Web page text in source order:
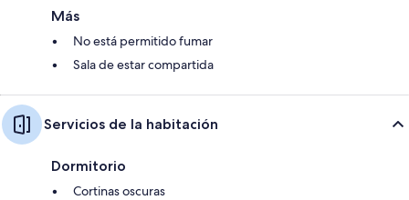
Más
No está permitido fumar
Sala de estar compartida
Servicios de la habitación
Dormitorio
Cortinas oscuras